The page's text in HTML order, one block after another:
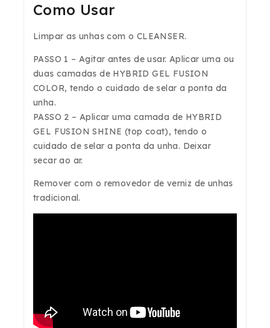
Como Usar
Limpar as unhas com o CLEANSER.
PASSO 1 – Agitar antes de usar. Aplicar uma ou
duas camadas de HYBRID GEL FUSION
COLOR, tendo o cuidado de selar a ponta da
unha.
PASSO 2 – Aplicar uma camada de HYBRID
GEL FUSION SHINE (top coat), tendo o
cuidado de selar a ponta da unha. Deixar
secar ao ar.
Remover com o removedor de verniz de unhas
tradicional.